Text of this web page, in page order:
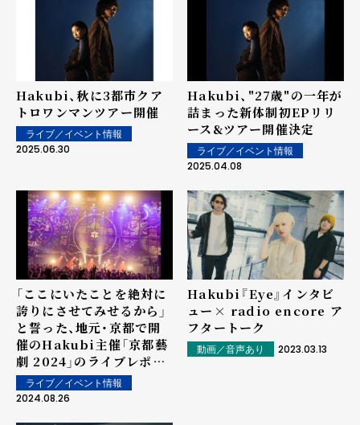
Hakubi、秋に3都市クア
トロワンマンツアー開催
ライブ／イベント情報
2025.06.30
Hakubi、"27歳"の一年が
詰まった新体制初EPリリ
ース&ツアー開催決定
ライブ／イベント情報
2025.04.08
「ここにいたことを絶対に
誇りにさせてみせるから」
と誓った、地元・京都で開
催のHakubi主催「京都藝
劇 2024」のライブレポー
トを公開！
ライブ／イベント情報
2024.08.26
Hakubi『Eye』インタビ
ュー× radio encore ア
フタートーク
動画／音声あり 2023.03.13